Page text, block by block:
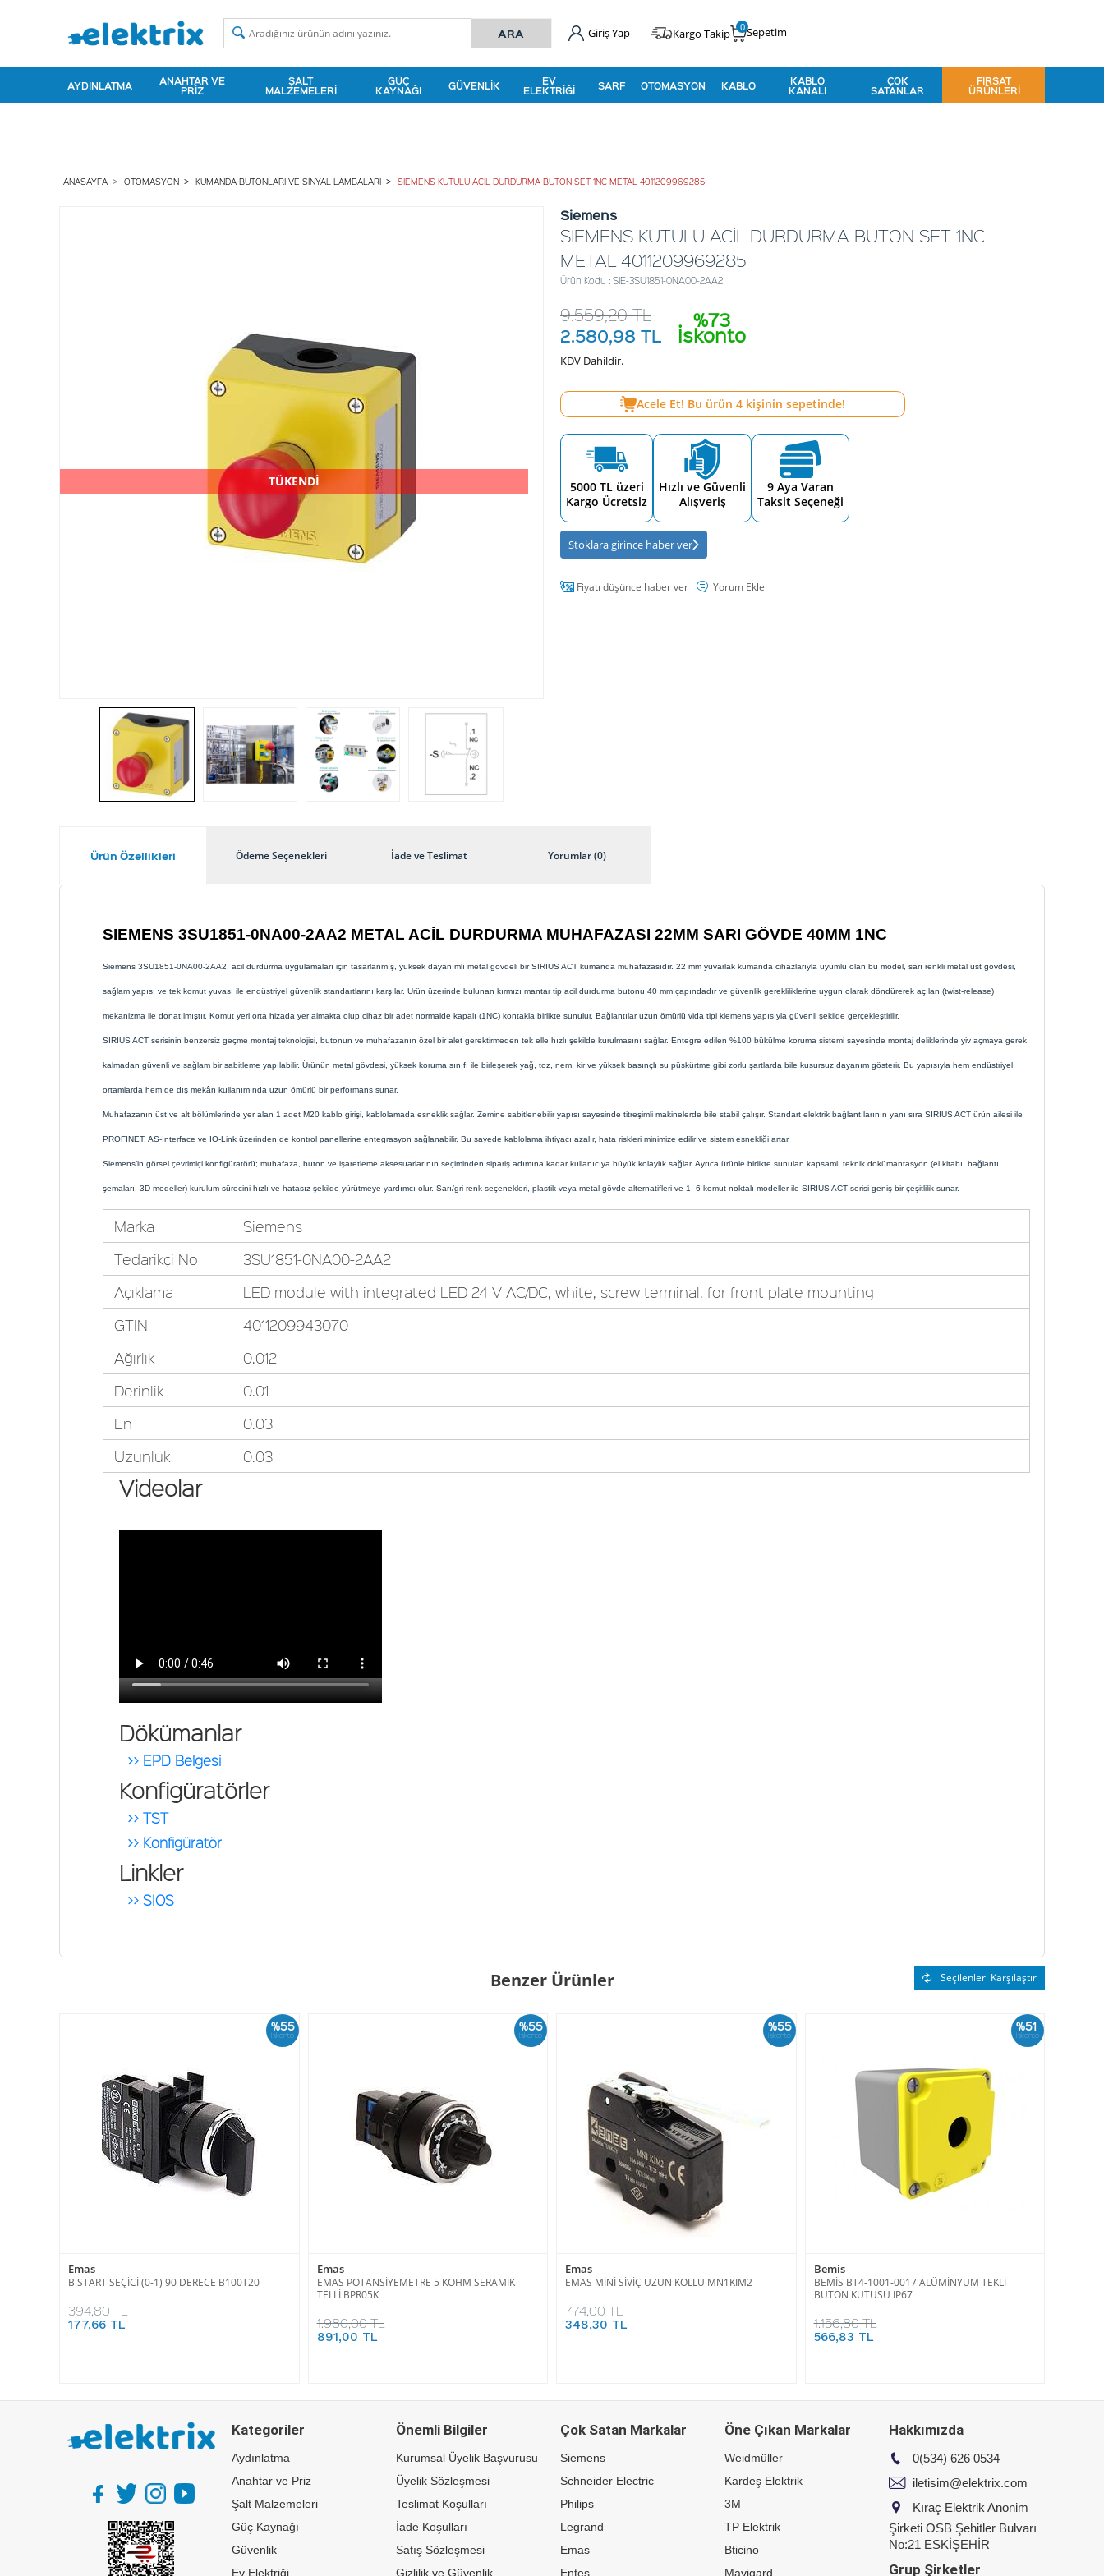
Giriş Yap Kargo Takip Sepetim
0
AYDINLATMA ANAHTAR VE
PRIZ
ŞALT
MALZEMELERI
GÜÇ
KAYNAĞI GÜVENLIK EV
ELEKTRIĞI SARF OTOMASYON KABLO KABLO
KANALI
ÇOK
SATANLAR
FIRSAT
ÜRÜNLERI
ANASAYFA OTOMASYON KUMANDA BUTONLARI VE SINYAL LAMBALARI SIEMENS KUTULU ACİL DURDURMA BUTON SET 1NC METAL 4011209969285
TÜKENDİ
Siemens
SIEMENS KUTULU ACİL DURDURMA BUTON SET 1NC
METAL 4011209969285
Ürün Kodu : SIE-3SU1851-0NA00-2AA2
%73
İskonto
9.559,20TL
2.580,98 TL
KDV Dahildir.
Acele Et! Bu ürün 4kişinin sepetinde!
5000 TL üzeri
Kargo Ücretsiz
Hızlı ve Güvenli
Alışveriş
9 Aya Varan
Taksit Seçeneği
Stoklara girince haber ver
Fiyatı düşünce haber ver Yorum Ekle
Ürün Özellikleri Ödeme Seçenekleri İade ve Teslimat Yorumlar (0)
SIEMENS 3SU1851-0NA00-2AA2 METAL ACİL DURDURMA MUHAFAZASI 22MM SARI GÖVDE 40MM 1NC
Siemens 3SU1851-0NA00-2AA2, acil durdurma uygulamaları için tasarlanmış, yüksek dayanımlı metal gövdeli bir SIRIUS ACT kumanda muhafazasıdır. 22 mm yuvarlak kumanda cihazlarıyla uyumlu olan bu model, sarı renkli metal üst gövdesi,
sağlam yapısı ve tek komut yuvası ile endüstriyel güvenlik standartlarını karşılar. Ürün üzerinde bulunan kırmızı mantar tip acil durdurma butonu 40 mm çapındadır ve güvenlik gerekliliklerine uygun olarak döndürerek açılan (twist-release)
mekanizma ile donatılmıştır. Komut yeri orta hizada yer almakta olup cihaz bir adet normalde kapalı (1NC) kontakla birlikte sunulur. Bağlantılar uzun ömürlü vida tipi klemens yapısıyla güvenli şekilde gerçekleştirilir.
SIRIUS ACT serisinin benzersiz geçme montaj teknolojisi, butonun ve muhafazanın özel bir alet gerektirmeden tek elle hızlı şekilde kurulmasını sağlar. Entegre edilen %100 bükülme koruma sistemi sayesinde montaj deliklerinde yiv açmaya gerek
kalmadan güvenli ve sağlam bir sabitleme yapılabilir. Ürünün metal gövdesi, yüksek koruma sınıfı ile birleşerek yağ, toz, nem, kir ve yüksek basınçlı su püskürtme gibi zorlu şartlarda bile kusursuz dayanım gösterir. Bu yapısıyla hem endüstriyel
ortamlarda hem de dış mekân kullanımında uzun ömürlü bir performans sunar.
Muhafazanın üst ve alt bölümlerinde yer alan 1 adet M20 kablo girişi, kablolamada esneklik sağlar. Zemine sabitlenebilir yapısı sayesinde titreşimli makinelerde bile stabil çalışır. Standart elektrik bağlantılarının yanı sıra SIRIUS ACT ürün ailesi ile
PROFINET, AS-Interface ve IO-Link üzerinden de kontrol panellerine entegrasyon sağlanabilir. Bu sayede kablolama ihtiyacı azalır, hata riskleri minimize edilir ve sistem esnekliği artar.
Siemens’in görsel çevrimiçi konfigüratörü; muhafaza, buton ve işaretleme aksesuarlarının seçiminden sipariş adımına kadar kullanıcıya büyük kolaylık sağlar. Ayrıca ürünle birlikte sunulan kapsamlı teknik dokümantasyon (el kitabı, bağlantı
şemaları, 3D modeller) kurulum sürecini hızlı ve hatasız şekilde yürütmeye yardımcı olur. Sarı/gri renk seçenekleri, plastik veya metal gövde alternatifleri ve 1–6 komut noktalı modeller ile SIRIUS ACT serisi geniş bir çeşitlilik sunar.
Marka
Siemens
Tedarikçi No
3SU1851-0NA00-2AA2
Açıklama
LED module with integrated LED 24 V AC/DC, white, screw terminal, for front plate mounting
GTIN
4011209943070
Ağırlık
0.012
Derinlik
0.01
En
0.03
Uzunluk
0.03
Videolar
Dökümanlar
>> EPD Belgesi
Konfigüratörler
>> TST
>> Konfigüratör
Linkler
>> SIOS
Benzer Ürünler Seçilenleri Karşılaştır
%55
İskonto
Emas
B START SEÇİCİ (0-1) 90 DERECE B100T20
394,80 TL
177,66 TL
%55
İskonto
Emas
EMAS POTANSİYEMETRE 5 KOHM SERAMİK
TELLİ BPR05K
1.980,00 TL
891,00 TL
%55
İskonto
Emas
EMAS MİNİ SİVİÇ UZUN KOLLU MN1KIM2
774,00 TL
348,30 TL
%51
İskonto
Bemis
BEMİS BT4-1001-0017 ALÜMİNYUM TEKLİ
BUTON KUTUSU IP67
1.156,80 TL
566,83 TL
Kategoriler
Aydınlatma
Anahtar ve Priz
Şalt Malzemeleri
Güç Kaynağı
Güvenlik
Ev Elektriği
Önemli Bilgiler
Kurumsal Üyelik Başvurusu
Üyelik Sözleşmesi
Teslimat Koşulları
İade Koşulları
Satış Sözleşmesi
Gizlilik ve Güvenlik
Çok Satan Markalar
Siemens
Schneider Electric
Philips
Legrand
Emas
Entes
Öne Çıkan Markalar
Weidmüller
Kardeş Elektrik
3M
TP Elektrik
Bticino
Mavigard
Hakkımızda
0(534) 626 0534
iletisim@elektrix.com
Kıraç Elektrik Anonim
Şirketi OSB Şehitler Bulvarı
No:21 ESKİŞEHİR
Grup Şirketler